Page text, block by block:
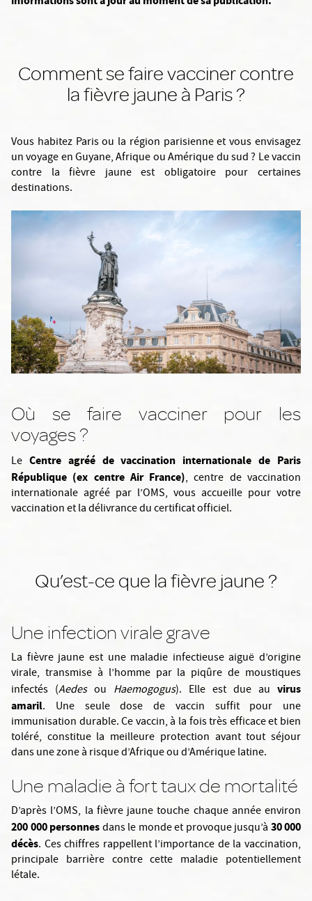
Comment se faire vacciner contre
la fièvre jaune à Paris ?
Vous habitez Paris ou la région parisienne et vous envisagez
un voyage en Guyane, Afrique ou Amérique du sud ? Le vaccin
contre la fièvre jaune est obligatoire pour certaines
destinations.
Où se faire vacciner pour les
voyages ?
Le Centre agréé de vaccination internationale de Paris
République (ex centre Air France), centre de vaccination
internationale agréé par l’OMS, vous accueille pour votre
vaccination et la délivrance du certificat officiel.
Qu’est-ce que la fièvre jaune ?
Une infection virale grave
La fièvre jaune est une maladie infectieuse aiguë d’origine
virale, transmise à l’homme par la piqûre de moustiques
infectés (Aedesou Haemogogus). Elle est due au virus
amaril. Une seule dose de vaccin suffit pour une
immunisation durable. Ce vaccin, à la fois très efficace et bien
toléré, constitue la meilleure protection avant tout séjour
dans une zone à risque d’Afrique ou d’Amérique latine.
Une maladie à fort taux de mortalité
D’après l’OMS, la fièvre jaune touche chaque année environ
200 000 personnesdans le monde et provoque jusqu’à 30 000
décès. Ces chiffres rappellent l’importance de la vaccination,
principale barrière contre cette maladie potentiellement
létale.